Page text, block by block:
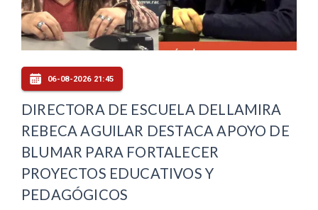
06-08-2026 21:45
DIRECTORA DE ESCUELA DELLAMIRA
REBECA AGUILAR DESTACA APOYO DE
BLUMAR PARA FORTALECER
PROYECTOS EDUCATIVOS Y
PEDAGÓGICOS